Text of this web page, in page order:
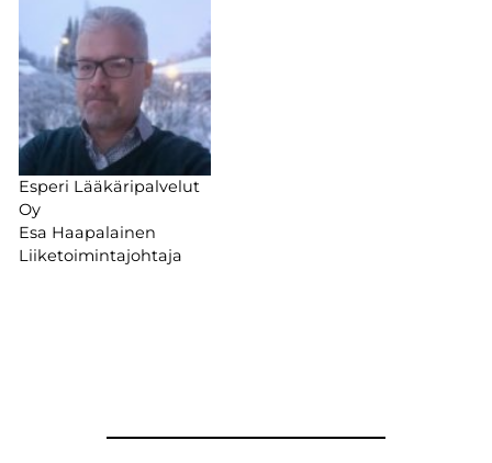
Esperi Lääkäripalvelut
Oy
Esa Haapalainen
Liiketoimintajohtaja